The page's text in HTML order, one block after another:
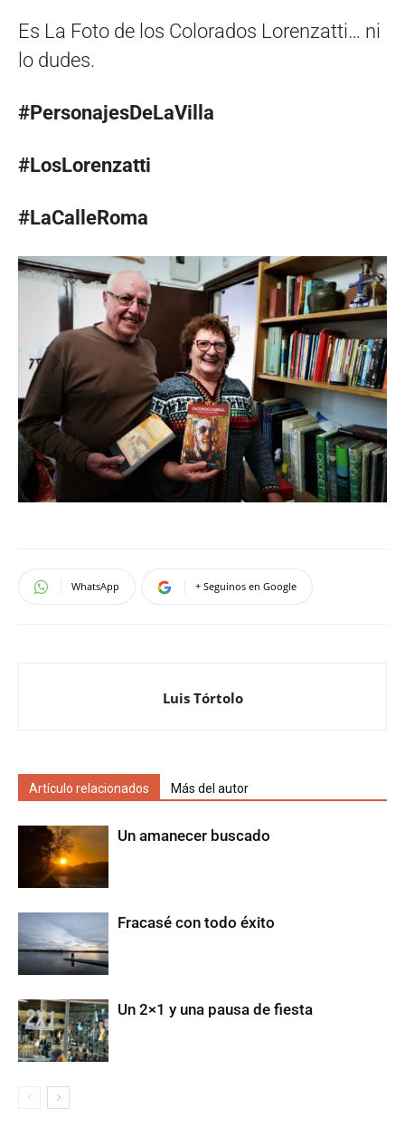
Es La Foto de los Colorados Lorenzatti… ni
lo dudes.
#PersonajesDeLaVilla
#LosLorenzatti
#LaCalleRoma
WhatsApp + Seguinos en Google
Luis Tórtolo
Artículo relacionados Más del autor
Un amanecer buscado
Fracasé con todo éxito
Un 2×1 y una pausa de fiesta